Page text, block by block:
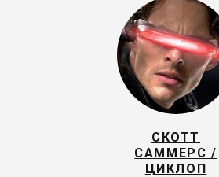
СКОТТ
САММЕРС /
ЦИКЛОП